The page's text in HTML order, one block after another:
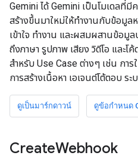
Gemini ได้ Gemini เป็นโมเดลที่มี
สร้างขึ้นมาใหม่ให้ทำงานกับข้อมูล
เข้าใจ ทำงาน และผสมผสานข้อมูล
ถึงภาษา รูปภาพ เสียง วิดีโอ และโ
สำหรับ Use Case ต่างๆ เช่น กา
การสร้างเนื้อหา เอเจนต์โต้ตอบ ร
ดูเป็นมาร์กดาวน์ ดูข้อกำหนด
CreateWebhook